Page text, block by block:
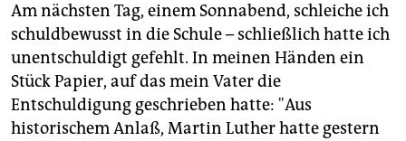
Am nächsten Tag, einem Sonnabend, schleiche ich
schuldbewusst in die Schule – schließlich hatte ich
unentschuldigt gefehlt. In meinen Händen ein
Stück Papier, auf das mein Vater die
Entschuldigung geschrieben hatte: "Aus
historischem Anlaß, Martin Luther hatte gestern